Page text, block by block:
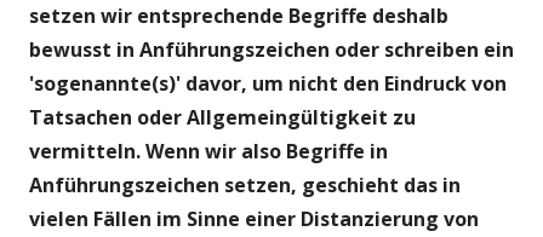
setzen wir entsprechende Begriffe deshalb
bewusst in Anführungszeichen oder schreiben ein
'sogenannte(s)' davor, um nicht den Eindruck von
Tatsachen oder Allgemeingültigkeit zu
vermitteln. Wenn wir also Begriffe in
Anführungszeichen setzen, geschieht das in
vielen Fällen im Sinne einer Distanzierung von